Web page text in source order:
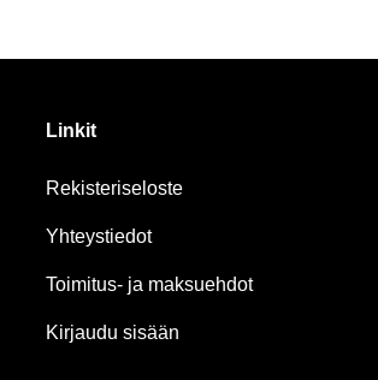
Linkit
Rekisteriseloste
Yhteystiedot
Toimitus- ja maksuehdot
Kirjaudu sisään